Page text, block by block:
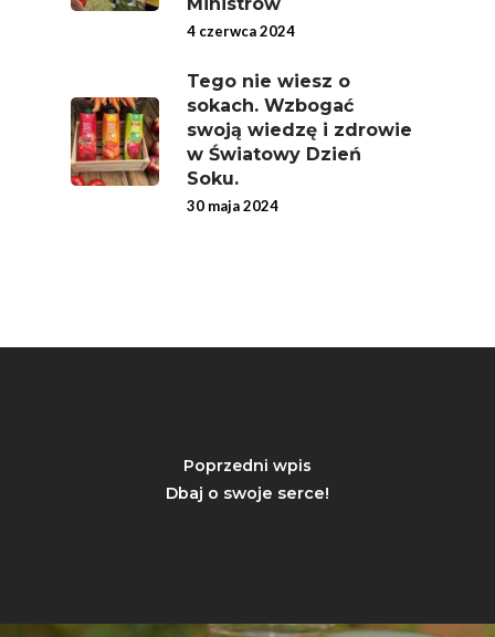
4 czerwca 2024
Tego nie wiesz o
sokach. Wzbogać
swoją wiedzę i zdrowie
w Światowy Dzień
Soku.
30 maja 2024
Poprzedni wpis
Dbaj o swoje serce!